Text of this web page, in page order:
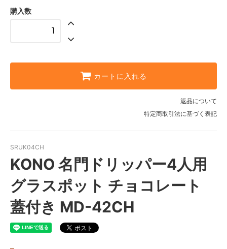
購入数
カートに入れる
返品について
特定商取引法に基づく表記
SRUK04CH
KONO 名門ドリッパー4人用
グラスポット チョコレート
蓋付き MD-42CH